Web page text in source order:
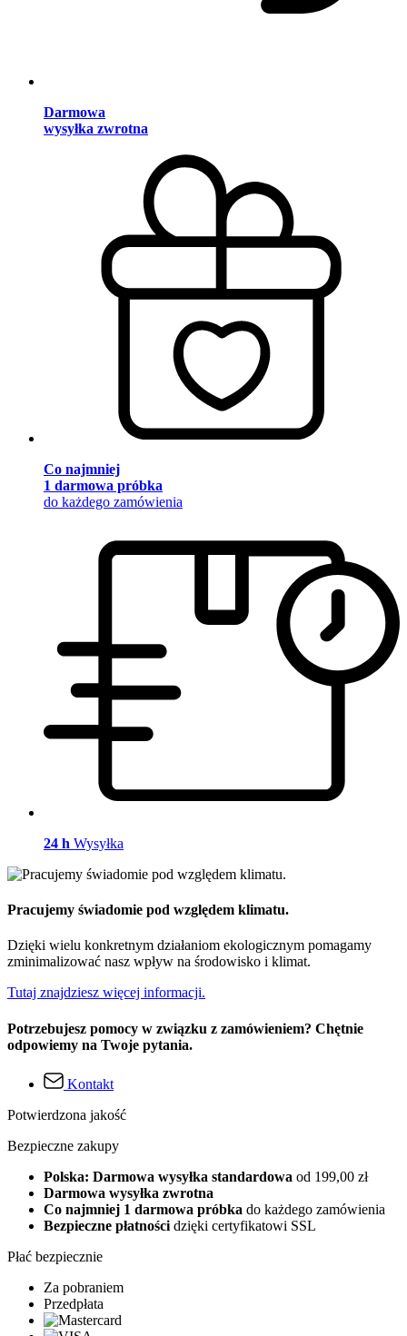
Darmowa
wysyłka zwrotna
Co najmniej
1 darmowa próbka
do każdego zamówienia
24 h Wysyłka
Pracujemy świadomie pod względem klimatu.
Dzięki wielu konkretnym działaniom ekologicznym pomagamy
zminimalizować nasz wpływ na środowisko i klimat.
Tutaj znajdziesz więcej informacji.
Potrzebujesz pomocy w związku z zamówieniem? Chętnie
odpowiemy na Twoje pytania.
Kontakt
Potwierdzona jakość
Bezpieczne zakupy
Polska: Darmowa wysyłka standardowa od 199,00 zł
Darmowa wysyłka zwrotna
Co najmniej 1 darmowa próbka do każdego zamówienia
Bezpieczne płatności dzięki certyfikatowi SSL
Płać bezpiecznie
Za pobraniem
Przedpłata